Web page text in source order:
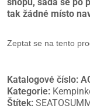
tak žádné místo
Zeptat se na tento
Katalogové číslo:
Kategorie:
Štítek: